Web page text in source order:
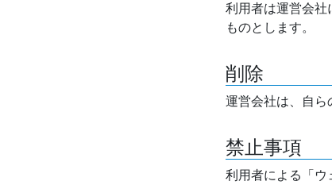
利用者は運営会社
ものとします。
削除
運営会社は、自ら
禁止事項
利用者による「ウ